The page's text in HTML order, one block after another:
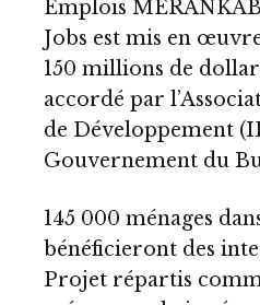
Emplois
Jobs est mis en
150 millions de
accordé par
de Développement
Gouvernement du
145 000 ménages
bénéficieront des
Projet répartis